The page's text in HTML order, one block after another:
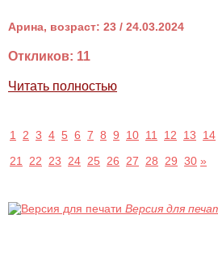
Арина, возраст: 23 / 24.03.2024
Откликов: 11
Читать полностью
1 2 3 4 5 6 7 8 9 10 11 12 13 14
21
22 23 24 25 26 27 28 29 30 »
Версия для